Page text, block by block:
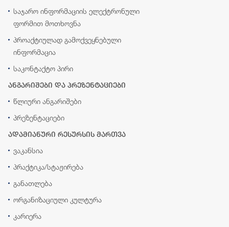
საჯარო ინფორმაციის ელექტრონული
ფორმით მოთხოვნა
პროაქტიულად გამოქვეყნებული
ინფორმაცია
საკონტაქტო პირი
ანგარიშები და პრეზენტაციები
წლიური ანგარიშები
პრეზენტაციები
ადამიანური რესურსის მართვა
ვაკანსია
პრაქტიკა/სტაჟირება
განათლება
ორგანიზაციული კულტურა
კარიერა